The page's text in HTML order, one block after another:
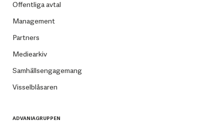
Offentliga avtal
Management
Partners
Mediearkiv
Samhällsengagemang
Visselblåsaren
ADVANIAGRUPPEN